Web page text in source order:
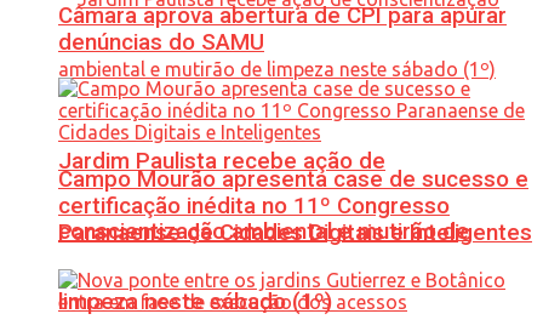
Jardim Paulista recebe ação de
conscientização ambiental e mutirão de
limpeza neste sábado (1º)
Câmara aprova abertura de CPI para apurar
denúncias do SAMU
Campo Mourão apresenta case de sucesso e
certificação inédita no 11º Congresso
Paranaense de Cidades Digitais e Inteligentes